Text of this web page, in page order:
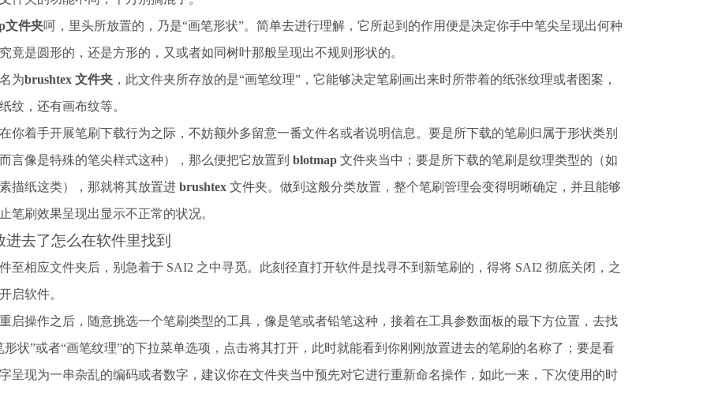
文件夹呵，里头所放置的，乃是“画笔形状”。简单去进行理解，它所起到的作用便是决定你手中笔尖呈现出何种
竟是圆形的，还是方形的，又或者如同树叶那般呈现出不规则形状的。
为brushtex 文件夹，此文件夹所存放的是“画笔纹理”，它能够决定笔刷画出来时所带着的纸张纹理或者图案，
纹，还有画布纹等。
你着手开展笔刷下载行为之际，不妨额外多留意一番文件名或者说明信息。要是所下载的笔刷归属于形状类别
言像是特殊的笔尖样式这种），那么便把它放置到 blotmap文件夹当中；要是所下载的笔刷是纹理类型的（如
描纸这类），那就将其放置进 brushtex文件夹。做到这般分类放置，整个笔刷管理会变得明晰确定，并且能够
笔刷效果呈现出显示不正常的状况。
进去了怎么在软件里找到
至相应文件夹后，别急着于 SAI2 之中寻觅。此刻径直打开软件是找寻不到新笔刷的，得将 SAI2 彻底关闭，之
启软件。
启操作之后，随意挑选一个笔刷类型的工具，像是笔或者铅笔这种，接着在工具参数面板的最下方位置，去找
形状”或者“画笔纹理”的下拉菜单选项，点击将其打开，此时就能看到你刚刚放置进去的笔刷的名称了；要是看
呈现为一串杂乱的编码或者数字，建议你在文件夹当中预先对它进行重新命名操作，如此一来，下次使用的时